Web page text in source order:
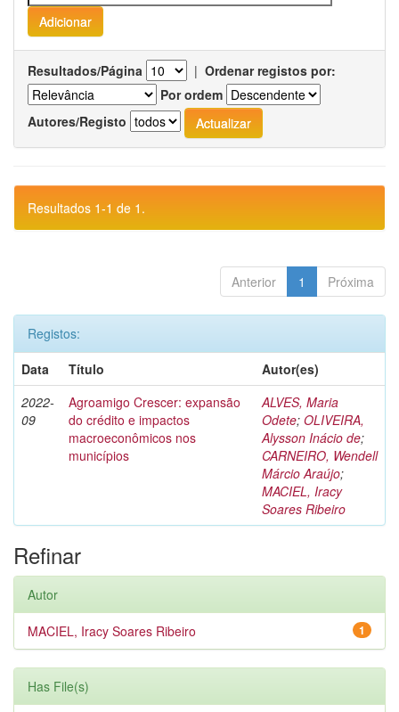
Resultados/Página | Ordenar registos por:
Por ordem
Autores/Registo
Resultados 1-1 de 1.
Anterior 1 Próxima
Registos:
Data
Título
Autor(es)
2022-
09
Agroamigo Crescer: expansão
do crédito e impactos
macroeconômicos nos
municípios
ALVES, Maria
Odete; OLIVEIRA,
Alysson Inácio de;
CARNEIRO, Wendell
Márcio Araújo;
MACIEL, Iracy
Soares Ribeiro
Refinar
Autor
1
MACIEL, Iracy Soares Ribeiro
Has File(s)